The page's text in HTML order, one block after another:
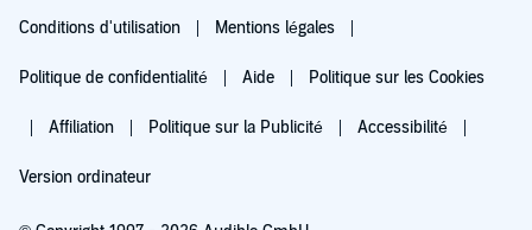
Conditions d'utilisation Mentions légales
Politique de confidentialité Aide Politique sur les Cookies
Affiliation Politique sur la Publicité Accessibilité
Version ordinateur